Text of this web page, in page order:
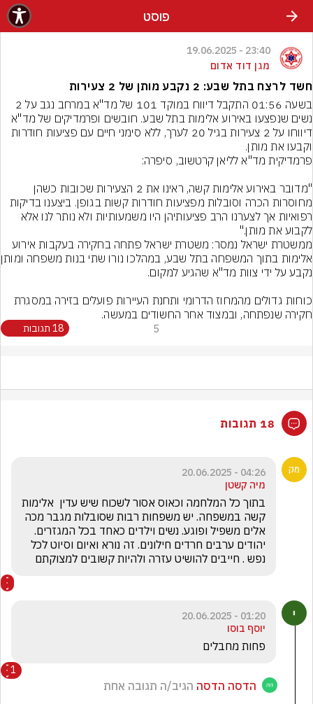
פוסט
23:40 - 19.06.2025
מגן דוד אדום
חשד לרצח בתל שבע: 2 נקבע מותן של 2 צעירות
דיווחו על 2 צעירות בגיל 20 לערך, ללא סימני חיים עם פציעות חודרות
וקבעו את מותן.
לקבוע את מותן."
חקירה שנפתחה, ובמצוד אחר החשודים במעשה.
5 18 תגובות
18 תגובות
04:26 - 20.06.2025
מיה קשטן
נפש . חייבים להושיט עזרה ולהיות קשובים למצוקתם
01:20 - 20.06.2025
יוסף בוסו
פחות מחבלים
1
הדסה הדסה הגיב/ה תגובה אחת